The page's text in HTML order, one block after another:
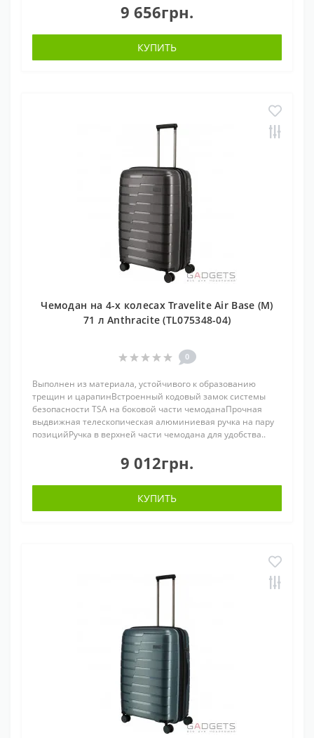
9 656грн.
КУПИТЬ
Чемодан на 4-х колесах Travelite Air Base (M)
71 л Anthracite (TL075348-04)
0
Выполнен из материала, устойчивого к образованию
трещин и царапинВстроенный кодовый замок системы
безопасности TSA на боковой части чемоданаПрочная
выдвижная телескопическая алюминиевая ручка на пару
позицийРучка в верхней части чемодана для удобства..
9 012грн.
КУПИТЬ